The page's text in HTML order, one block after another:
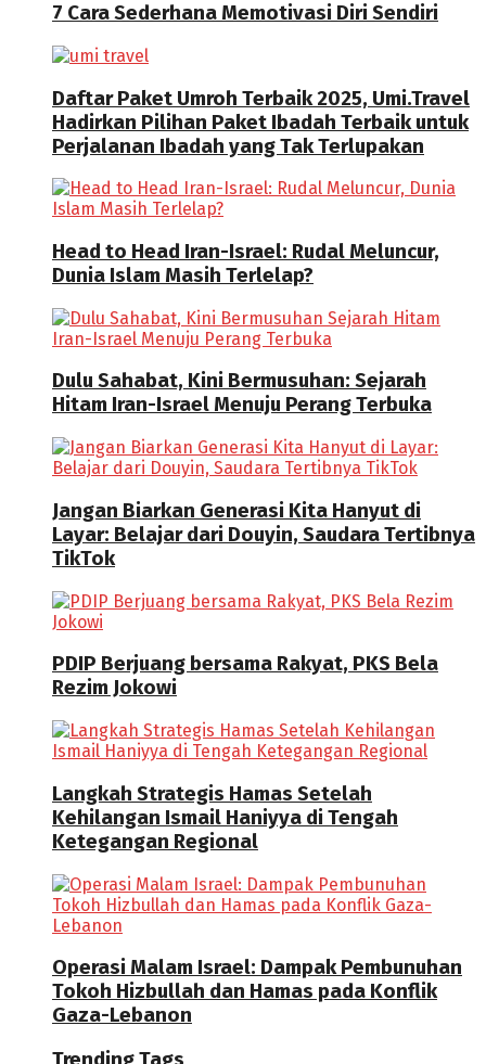
7 Cara Sederhana Memotivasi Diri Sendiri
Daftar Paket Umroh Terbaik 2025, Umi.Travel
Hadirkan Pilihan Paket Ibadah Terbaik untuk
Perjalanan Ibadah yang Tak Terlupakan
Head to Head Iran-Israel: Rudal Meluncur,
Dunia Islam Masih Terlelap?
Dulu Sahabat, Kini Bermusuhan: Sejarah
Hitam Iran-Israel Menuju Perang Terbuka
Jangan Biarkan Generasi Kita Hanyut di
Layar: Belajar dari Douyin, Saudara Tertibnya
TikTok
PDIP Berjuang bersama Rakyat, PKS Bela
Rezim Jokowi
Langkah Strategis Hamas Setelah
Kehilangan Ismail Haniyya di Tengah
Ketegangan Regional
Operasi Malam Israel: Dampak Pembunuhan
Tokoh Hizbullah dan Hamas pada Konflik
Gaza-Lebanon